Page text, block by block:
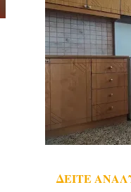
ΔΕΙΤΕ